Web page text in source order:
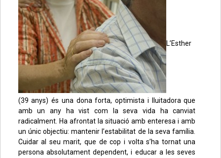
L’Esther
(39 anys) és una dona forta, optimista i lluitadora que
amb un any ha vist com la seva vida ha canviat
radicalment. Ha afrontat la situació amb enteresa i amb
un únic objectiu: mantenir l’estabilitat de la seva família.
Cuidar al seu marit, que de cop i volta s’ha tornat una
persona absolutament dependent, i educar a les seves